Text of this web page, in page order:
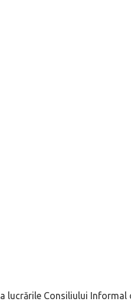
lucrările Consiliului Informal